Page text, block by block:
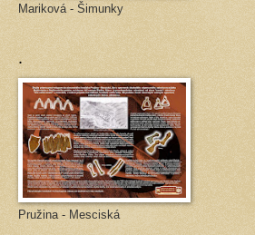
Mariková - Šimunky
.
Pružina - Mesciská